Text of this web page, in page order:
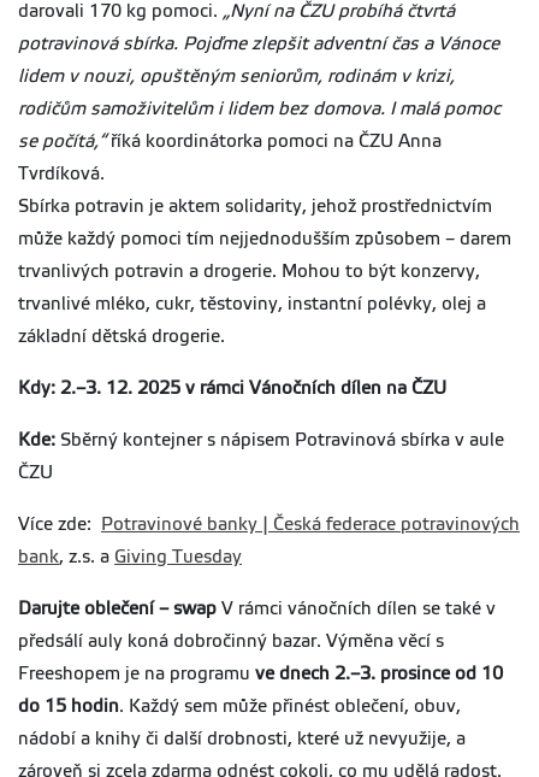
darovali 170 kg pomoci. „Nyní na ČZU probíhá čtvrtá
potravinová sbírka. Pojďme zlepšit adventní čas a Vánoce
lidem v nouzi, opuštěným seniorům, rodinám v krizi,
rodičům samoživitelům i lidem bez domova. I malá pomoc
se počítá,“říká koordinátorka pomoci na ČZU Anna
Tvrdíková.
Sbírka potravin je aktem solidarity, jehož prostřednictvím
může každý pomoci tím nejjednodušším způsobem – darem
trvanlivých potravin a drogerie. Mohou to být konzervy,
trvanlivé mléko, cukr, těstoviny, instantní polévky, olej a
základní dětská drogerie.
Kdy: 2.–3. 12. 2025 v rámci Vánočních dílen na ČZU
Kde: Sběrný kontejner s nápisem Potravinová sbírka v aule
ČZU
Více zde:
Potravinové banky | Česká federace potravinových
bank, z.s. a Giving Tuesday
Darujte oblečení – swap V rámci vánočních dílen se také v
předsálí auly koná dobročinný bazar. Výměna věcí s
Freeshopem je na programu ve dnech 2.–3. prosince od 10
do 15 hodin. Každý sem může přinést oblečení, obuv,
nádobí a knihy či další drobnosti, které už nevyužije, a
zároveň si zcela zdarma odnést cokoli, co mu udělá radost.